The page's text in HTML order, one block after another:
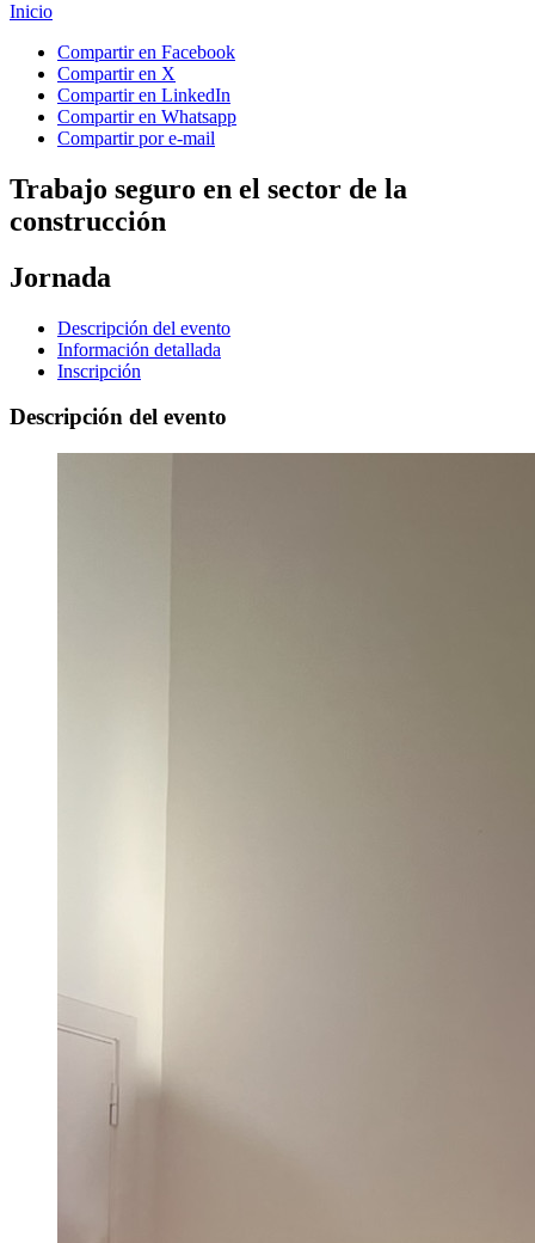
Inicio
Compartir en Facebook
Compartir en X
Compartir en LinkedIn
Compartir en Whatsapp
Compartir por e-mail
Trabajo seguro en el sector de la
construcción
Jornada
Descripción del evento
Información detallada
Inscripción
Descripción del evento